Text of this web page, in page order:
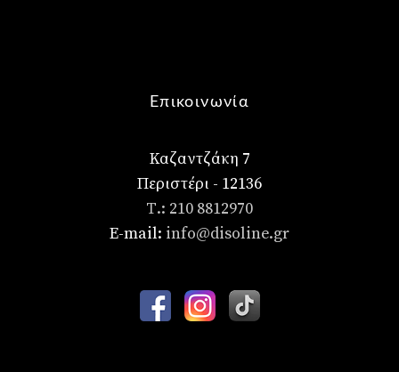
Επικοινωνία
Καζαντζάκη 7
Περιστέρι - 12136
Τ.: 210 8812970
E-mail: info@disoline.gr